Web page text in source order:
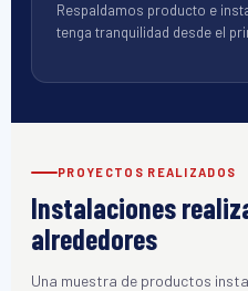
Respaldamos producto e
tenga tranquilidad desde el
PROYECTOS REALIZADOS
Instalaciones
alrededores
Una muestra de productos